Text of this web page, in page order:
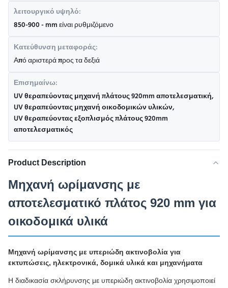
λειτουργικό υψηλό:
850-900 - mm είναι ρυθμιζόμενο
Κατεύθυνση μεταφοράς:
Από αριστερά προς τα δεξιά
Επισημαίνω:
UV θεραπεύοντας μηχανή πλάτους 920mm αποτελεσματική,
UV θεραπεύοντας μηχανή οικοδομικών υλικών,
UV θεραπεύοντας εξοπλισμός πλάτους 920mm
αποτελεσματικός
Product Description
Μηχανή ωρίμανσης με
αποτελεσματικό πλάτος 920 mm για
οικοδομικά υλικά
Μηχανή ωρίμανσης με υπεριώδη ακτινοβολία για
εκτυπώσεις, ηλεκτρονικά, δομικά υλικά και μηχανήματα
Η διαδικασία σκλήρυνσης με υπεριώδη ακτινοβολία χρησιμοποιεί